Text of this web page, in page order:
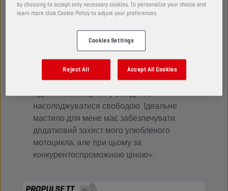
PROPULSE TT
«Для мене мій мотоцикл — це спосіб
втекти від повсякденної рутини. Я люблю
їздити на мотоциклі у вихідні та
насолоджуватися свободою. Ідеальне
мастило для мене має забезпечувати
додатковий захист мого улюбленого
мотоцикла, але при цьому за
конкурентоспроможною ціною».
by choosing to accept only necessary cookies. To personalize your choice and
learn more click Cookie Policy to adjust your preferences.
Cookies Settings
Reject All Accept All Cookies